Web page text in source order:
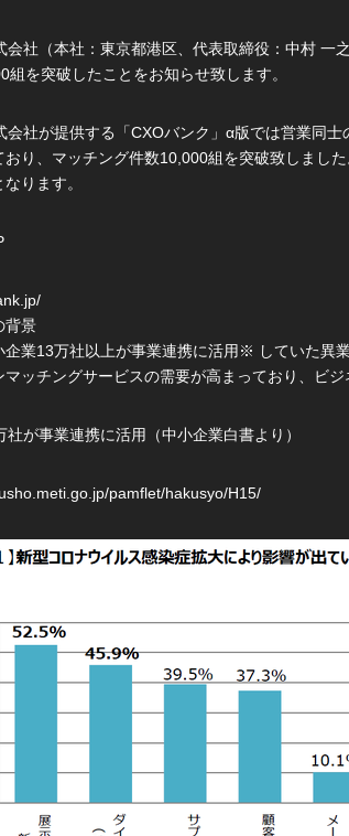
会社（本社：東京都港区、代表取締役：中村
組を突破したことをお知らせ致します。
会社が提供する「CXOバンク」α版では営業同
おり、マッチング件数10,000組を突破致しまし
ります。
背景
企業13万社以上が事業連携に活用※ していた異
ッチングサービスの需要が高まっており、ビ
が事業連携に活用（中小企業白書より）
pamflet/hakusyo/H15/